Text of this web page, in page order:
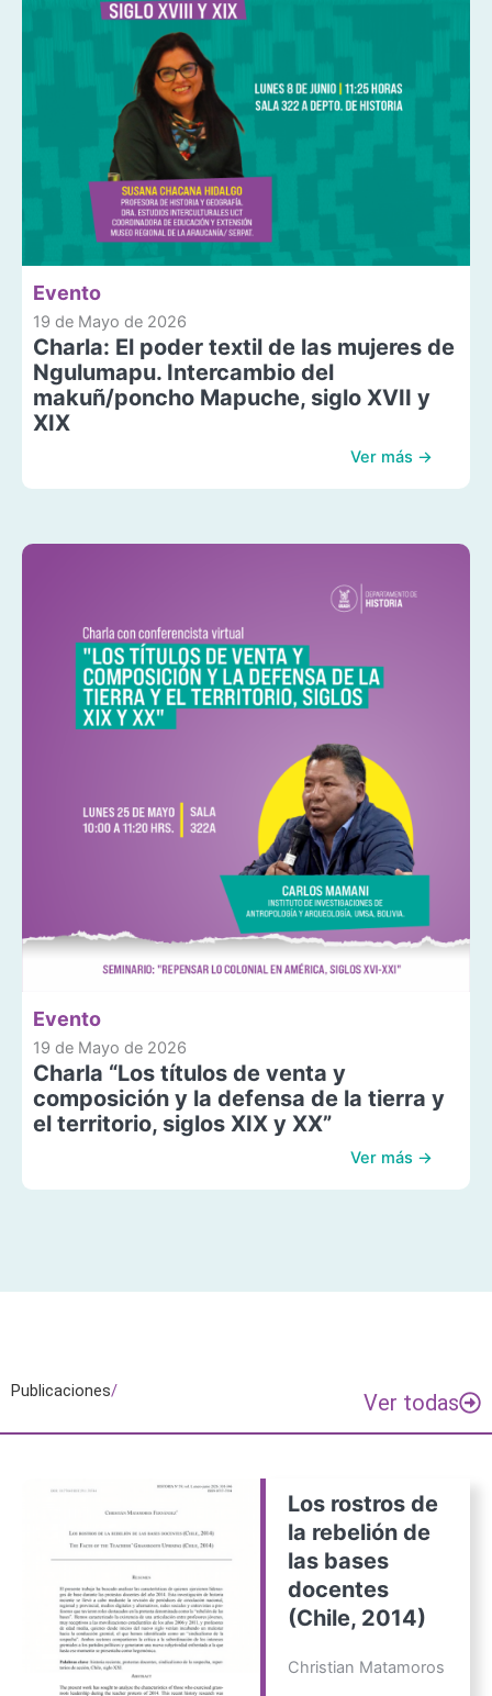
Evento
19 de Mayo de 2026
Charla: El poder textil de las mujeres de
Ngulumapu. Intercambio del
makuñ/poncho Mapuche, siglo XVII y
XIX
Ver más →
Evento
19 de Mayo de 2026
Charla “Los títulos de venta y
composición y la defensa de la tierra y
el territorio, siglos XIX y XX”
Ver más →
Publicaciones/ Ver todas
Los rostros de
la rebelión de
las bases
docentes
(Chile, 2014)
Christian Matamoros